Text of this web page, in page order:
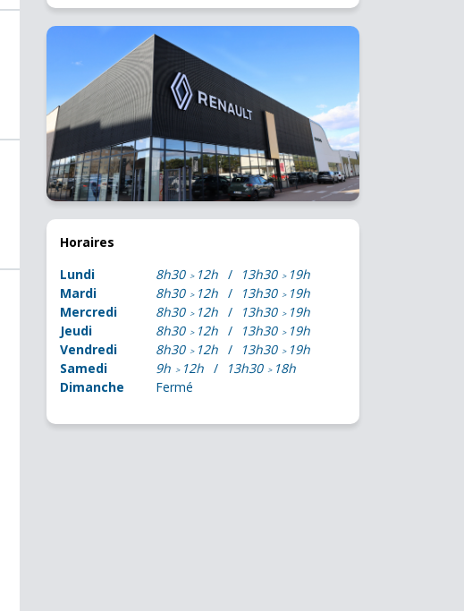
Horaires
Lundi
8h30 12h 13h30
19h
Mardi
8h30 12h 13h30
19h
Mercredi
8h30 12h 13h30
19h
Jeudi
8h30 12h 13h30
19h
Vendredi
8h30 12h 13h30
19h
Samedi
9h 12h 13h30
18h
Dimanche
Fermé